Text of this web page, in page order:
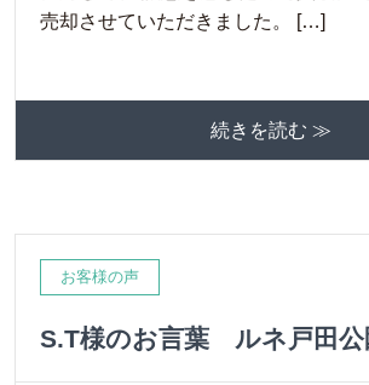
売却させていただきました。 […]
続きを読む ≫
お客様の声
S.T様のお言葉 ルネ戸田公